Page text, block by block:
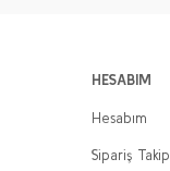
HESABIM
Hesabım
Sipariş Takip